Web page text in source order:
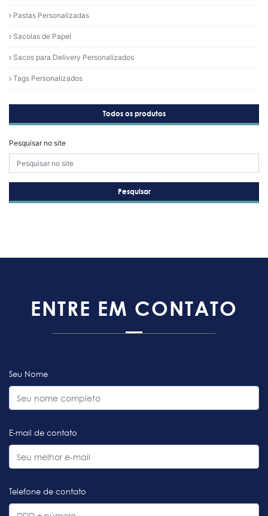
Pastas Personalizadas
Sacolas de Papel
Sacos para Delivery Personalizados
Tags Personalizados
Todos os produtos
Pesquisar no site
Pesquisar
ENTRE EM CONTATO
Seu Nome
E-mail de contato
Telefone de contato